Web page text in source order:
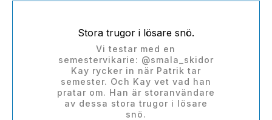
Stora trugor i lösare snö.
Vi testar med en
semestervikarie: @smala_skidor
Kay rycker in när Patrik tar
semester. Och Kay vet vad han
pratar om. Han är storanvändare
av dessa stora trugor i lösare
snö.